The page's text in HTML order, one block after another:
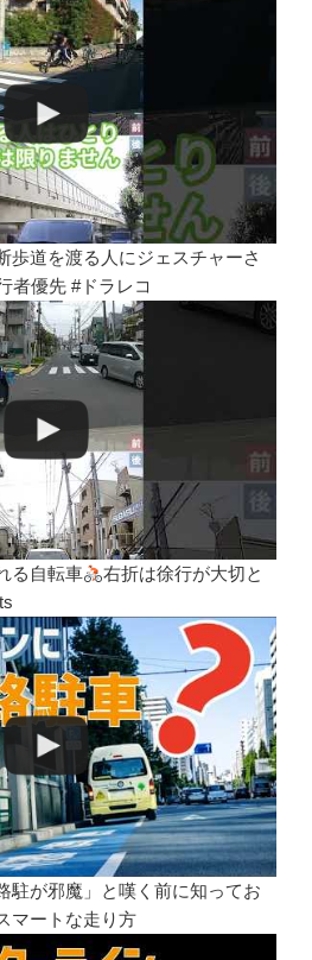
歩道を渡る人にジェスチャーさ
者優先 #ドラレコ
る自転車
右折は徐行が大切と
駐が邪魔」と嘆く前に知ってお
マートな走り方